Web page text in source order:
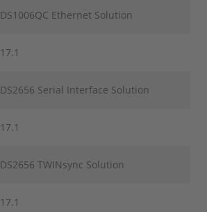
DS1006QC Ethernet Solution
17.1
DS2656 Serial Interface Solution
17.1
DS2656 TWINsync Solution
17.1